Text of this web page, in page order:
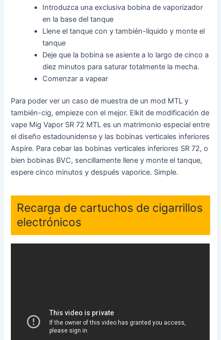
Introduzca una exclusiva bobina de vaporizador
en la base del tanque
Llene el tanque con y también-líquido y monte el
tanque
Deje que la bobina se asiente a lo largo de cinco a
diez minutos para saturar totalmente la mecha.
Comenzar a vapear
Para poder ver un caso de muestra de un mod MTL y
también-cig, empieze con el mejor. Elkit de modificación de
vape Mig Vapor SR 72 MTL es un matrimonio especial entre
el diseño estadounidense y las bobinas verticales inferiores
Aspire. Para cebar las bobinas verticales inferiores SR 72, o
bien bobinas BVC, sencillamente llene y monte el tanque,
espere cinco minutos y después vaporice. Simple.
Recarga de cartuchos de cigarrillos
electrónicos